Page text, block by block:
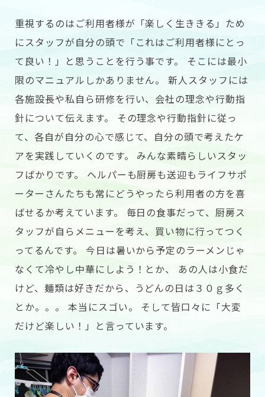
重視するのはご利用者様が「楽しく生ききる」ため
にスタッフが自分の頭で「これはご利用者様にとっ
て良い！」と思うことを行う事です。 そこには最小
限のマニュアルしかありません。 新人スタッフには
各施設長や私自ら研修を行い、会社の理念や行動指
針について伝えます。 その理念や行動指針に従っ
て、各自が自分の心で感じて、自分の頭で考えたケ
アを実践していくのです。 みんな素晴らしいスタッ
フばかりです。 ヘルパーも厨房も送迎もライフサポ
ーターさんたちも常にどうやったら利用者の方を喜
ばせるか考えています。 毎日の食事だって、厨房ス
タッフが自らメニューを考え、買い物に行ってつく
ってるんです。 今日は暑いから予定のラーメンじゃ
なくて冷やし中華にしよう！とか、 あの人は小食だ
けど、麺類は好きだから、うどんの日は３０ｇ多く
とか。。。 本当にスゴい。 そして皆口々に「大変
だけど楽しい！」と言っています。